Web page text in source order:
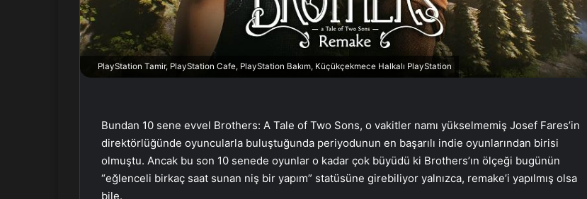
m
k
PlayStation Tamir, PlayStation Cafe, PlayStation Bakım, Küçükçekmece Halkalı PlayStation
Bundan 10 sene evvel Brothers: A Tale of Two Sons, o vakitler namı yükselmemiş Josef Fares’in
direktörlüğünde oyuncularla buluştuğunda periyodunun en başarılı indie oyunlarından birisi
olmuştu. Ancak bu son 10 senede oyunlar o kadar çok büyüdü ki Brothers’ın ölçeği bugünün
“eğlenceli birkaç saat sunan niş bir yapım” statüsüne girebiliyor yalnızca, remake’i yapılmış olsa
bile.